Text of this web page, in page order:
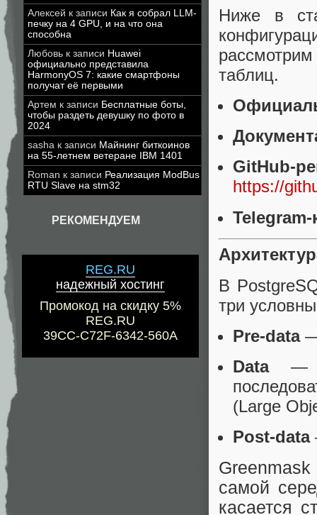
Алексей к записи Как я собрал LLM-
печку на 4 GPU, и на что она
способна
Любовь к записи Huawei
официально представила
HarmonyOS 7: какие смартфоны
получат её первыми
Артем к записи Бесплатные боты,
чтобы раздеть девушку по фото в
2024
sasha к записи Майнинг биткоинов
на 55-летнем ветеране IBM 1401
Roman к записи Реализация ModBus
RTU Slave на stm32
РЕКОМЕНДУЕМ
REG.RU
надежный хостинг
Промокод на скидку 5%
REG.RU
39CC-C72F-6342-560A
Ниже в
таблиц.
GitHub-
https://
Telegram-
В
три
Pre-data—
Data—
(Large
Post-data
самой
касается